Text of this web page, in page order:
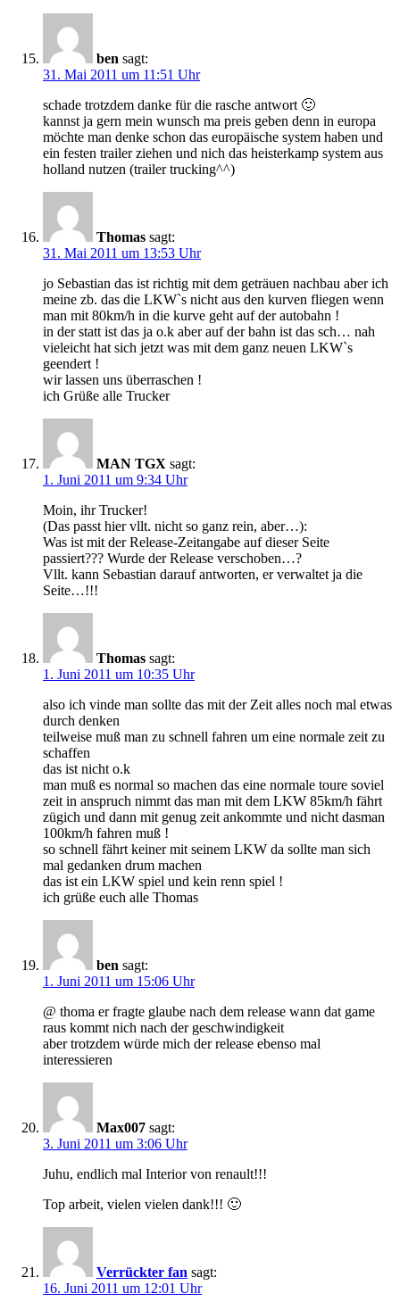
ben sagt:
31. Mai 2011 um 11:51 Uhr
schade trotzdem danke für die rasche antwort 🙂
kannst ja gern mein wunsch ma preis geben denn in europa
möchte man denke schon das europäische system haben und
ein festen trailer ziehen und nich das heisterkamp system aus
holland nutzen (trailer trucking^^)
Thomas sagt:
31. Mai 2011 um 13:53 Uhr
jo Sebastian das ist richtig mit dem geträuen nachbau aber ich
meine zb. das die LKW`s nicht aus den kurven fliegen wenn
man mit 80km/h in die kurve geht auf der autobahn !
in der statt ist das ja o.k aber auf der bahn ist das sch… nah
vieleicht hat sich jetzt was mit dem ganz neuen LKW`s
geendert !
wir lassen uns überraschen !
ich Grüße alle Trucker
MAN TGX sagt:
1. Juni 2011 um 9:34 Uhr
Moin, ihr Trucker!
(Das passt hier vllt. nicht so ganz rein, aber…):
Was ist mit der Release-Zeitangabe auf dieser Seite
passiert??? Wurde der Release verschoben…?
Vllt. kann Sebastian darauf antworten, er verwaltet ja die
Seite…!!!
Thomas sagt:
1. Juni 2011 um 10:35 Uhr
also ich vinde man sollte das mit der Zeit alles noch mal etwas
durch denken
teilweise muß man zu schnell fahren um eine normale zeit zu
schaffen
das ist nicht o.k
man muß es normal so machen das eine normale toure soviel
zeit in anspruch nimmt das man mit dem LKW 85km/h fährt
zügich und dann mit genug zeit ankommte und nicht dasman
100km/h fahren muß !
so schnell fährt keiner mit seinem LKW da sollte man sich
mal gedanken drum machen
das ist ein LKW spiel und kein renn spiel !
ich grüße euch alle Thomas
ben sagt:
1. Juni 2011 um 15:06 Uhr
@ thoma er fragte glaube nach dem release wann dat game
raus kommt nich nach der geschwindigkeit
aber trotzdem würde mich der release ebenso mal
interessieren
Max007 sagt:
3. Juni 2011 um 3:06 Uhr
Juhu, endlich mal Interior von renault!!!
Top arbeit, vielen vielen dank!!! 🙂
Verrückter fan sagt:
16. Juni 2011 um 12:01 Uhr